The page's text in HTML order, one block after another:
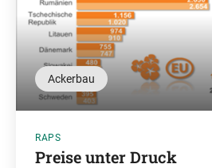
Ackerbau
RAPS
Preise unter Druck